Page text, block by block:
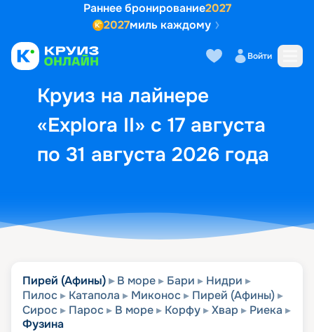
Раннее бронирование2027
2027миль каждому
Войти
Круиз на лайнере
«Explora II» с 17 августа
по 31 августа 2026 года
Выбор кают Маршрут и
Пирей (Афины) В море Бари
Нидри
Пилос
Катапола Миконос
Пирей (Афины)
Сирос
Парос В море Корфу Хвар
Риека
Фузина